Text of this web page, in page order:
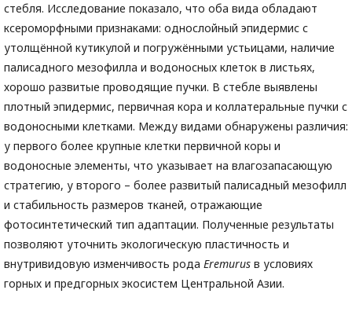
стебля. Исследование показало, что оба вида обладают
ксероморфными признаками: однослойный эпидермис с
утолщённой кутикулой и погружёнными устьицами, наличие
палисадного мезофилла и водоносных клеток в листьях,
хорошо развитые проводящие пучки. В стебле выявлены
плотный эпидермис, первичная кора и коллатеральные пучки с
водоносными клетками. Между видами обнаружены различия:
у первого более крупные клетки первичной коры и
водоносные элементы, что указывает на влагозапасающую
стратегию, у второго – более развитый палисадный мезофилл
и стабильность размеров тканей, отражающие
фотосинтетический тип адаптации. Полученные результаты
позволяют уточнить экологическую пластичность и
внутривидовую изменчивость рода Eremurus в условиях
горных и предгорных экосистем Центральной Азии.